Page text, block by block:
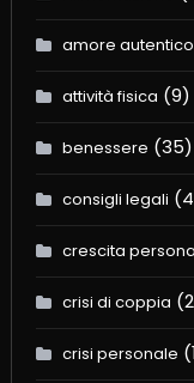
amore autentico
attività fisica (9)
benessere (35)
consigli legali
crescita
crisi di coppia
crisi personale